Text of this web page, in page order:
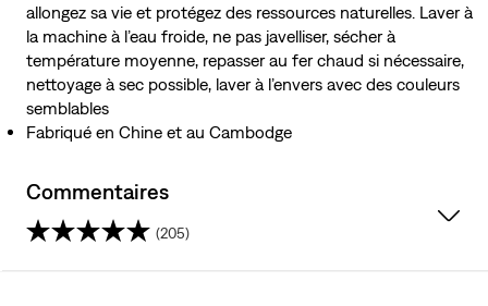
allongez sa vie et protégez des ressources naturelles. Laver à
la machine à l’eau froide, ne pas javelliser, sécher à
température moyenne, repasser au fer chaud si nécessaire,
nettoyage à sec possible, laver à l’envers avec des couleurs
semblables
Fabriqué en Chine et au Cambodge
Commentaires
(205)